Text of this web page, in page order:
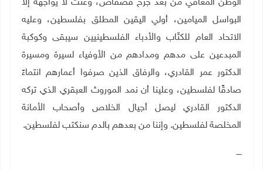
الوطن المعافي من بعد جرح فضفاض، وعنت لا يواجهه إلا
البواسل الميامين، أولي اليقين المطلق بفلسطين، وعليه
الاتحاد العام للكتّاب والأدباء الفلسطينيين سيبقى وكوكبة
المبدعين على مدهم ومدادهم من الأوفياء لسيرة ومسيرة
الدكتور عمر القادري، والرفاق الذين صرفوا أعمارهم انتماءً
صادقًا لفلسطين، وعلينا أن نمد الموروث العبقري الذي تركه
الدكتور القادري ليصل أجيال الخلاص وأصحاب الأمانة
المخلصة لفلسطين. وإننا من بعدهم بالدم سنكتب لفلسطين.
ــــ